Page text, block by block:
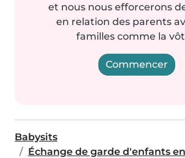
et nous nous efforcerons
en relation des parents
familles comme la
Commencer
Babysits
Échange de garde d'enfants